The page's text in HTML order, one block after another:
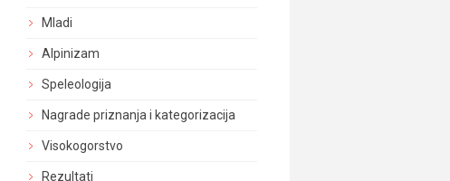
Mladi
Alpinizam
Speleologija
Nagrade priznanja i kategorizacija
Visokogorstvo
Rezultati